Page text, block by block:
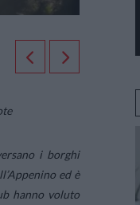
i borghi
ed è
hanno voluto